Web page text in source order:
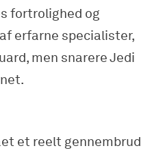
fortrolighed og
erfarne specialister,
men snarere Jedi
et reelt gennembrud